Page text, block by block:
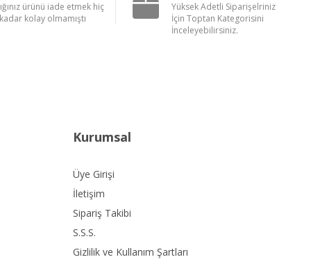
ürünü iade etmek hiç
kolay olmamıştı
Yüksek Adetli Siparişelriniz
İçin Toptan Kategorisini
İnceleyebilirsiniz.
Kurumsal
Üye Girişi
İletişim
Sipariş Takibi
S.S.S.
Gizlilik ve Kullanım Şartları